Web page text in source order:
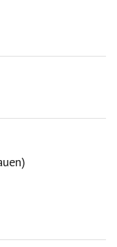
Relevanz
Tor, der
Regierungsviertel
seit 1989/90
und
neu,
anders benannt,
bebaut,
)